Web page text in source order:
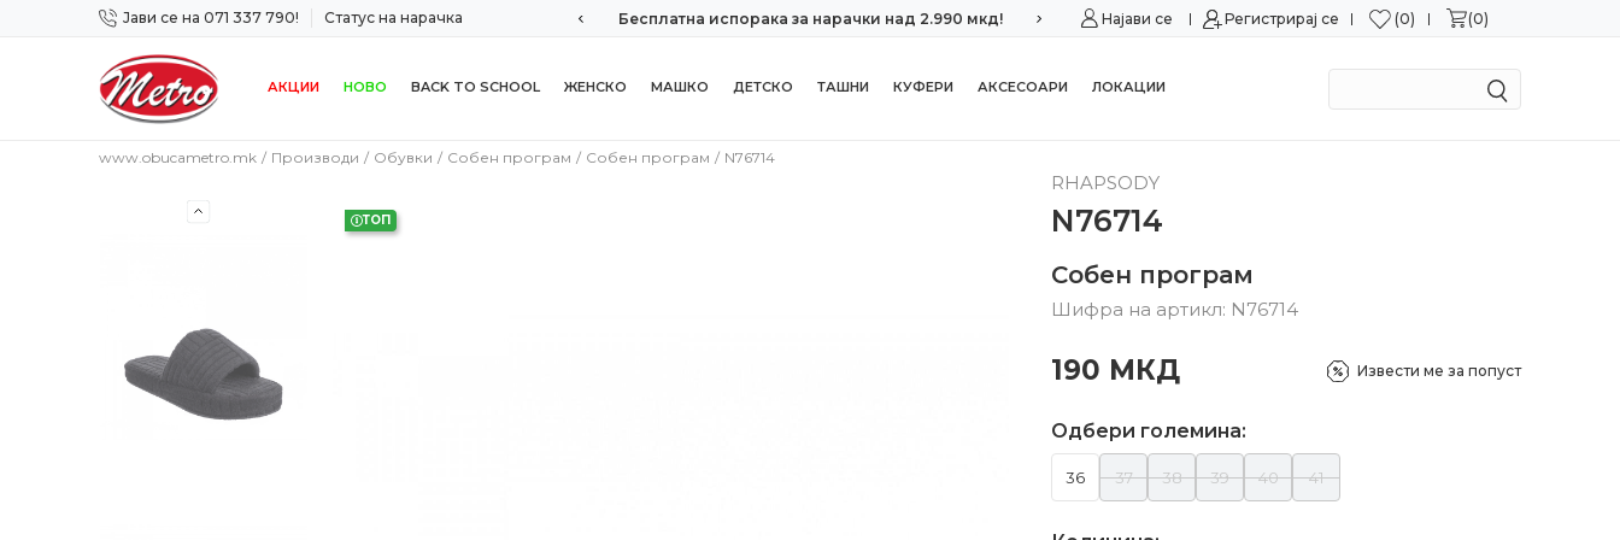
Јави се на 071 337 790! Статус на нарачка
Сигурно плаќање со платежна картичка! Бесплатна испорака за нарачки над 2.990 мкд! Можност за замена во рок од 15 дена!
Најави се Регистрирај се 0 0
АКЦИИ НОВО BACK TO SCHOOL ЖЕНСКО МАШКО ДЕТСКО ТАШНИ КУФЕРИ АКСЕСОАРИ ЛОКАЦИИ
www.obucametro.mk Производи Обувки Собен програм Собен програм N76714
ТОП
RHAPSODY
N76714
Собен програм
Шифра на артикл: N76714
190 МКД Извести ме за попуст
Одбери големина:
36 37 38 39 40 41